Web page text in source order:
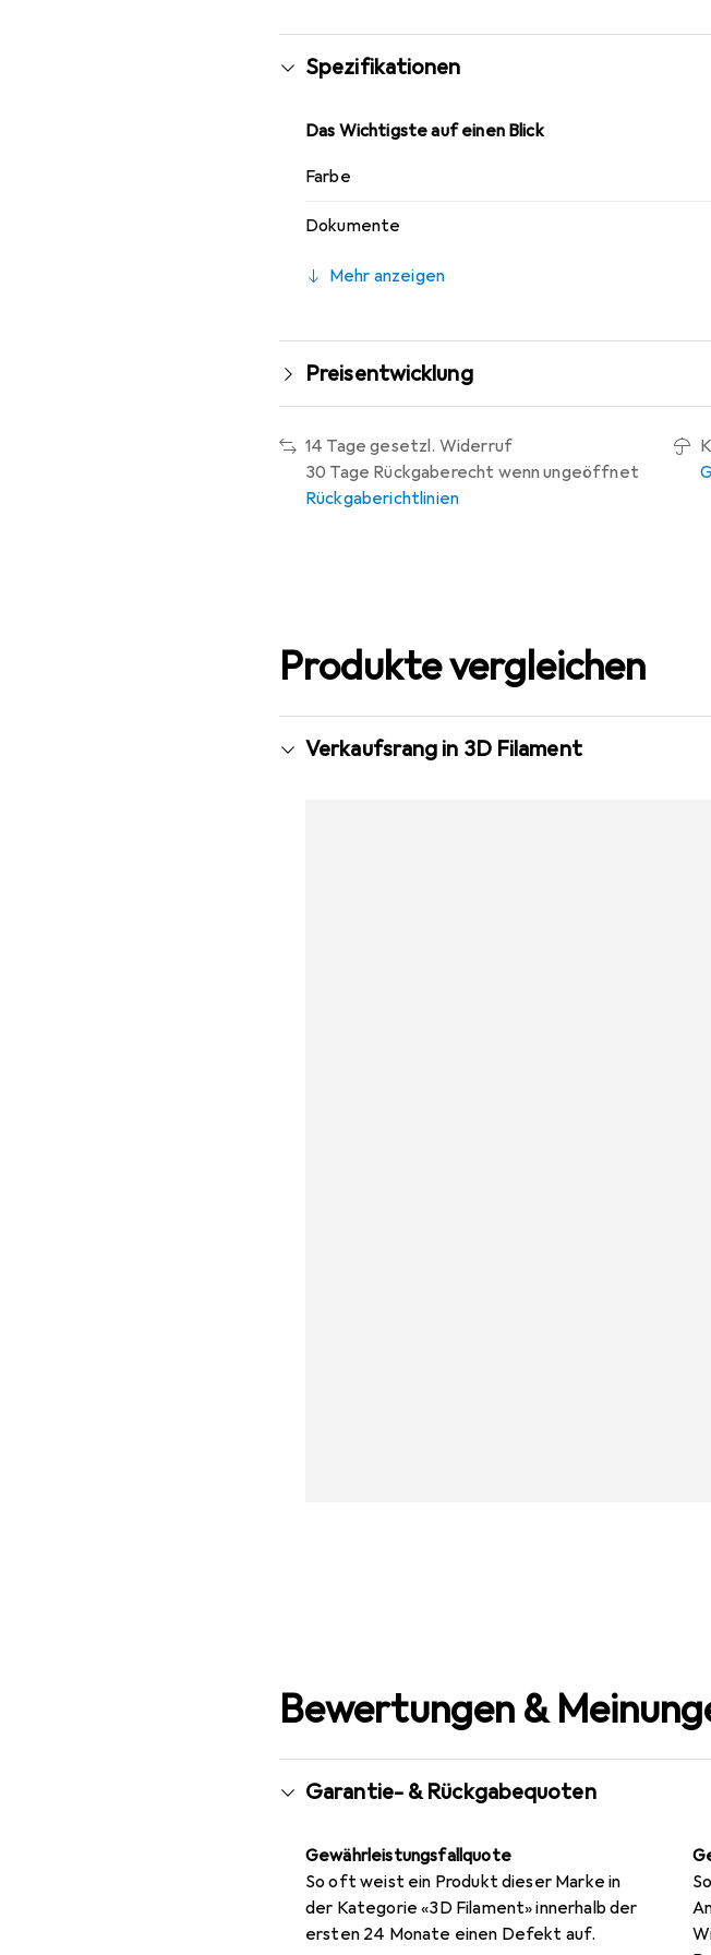
Spezifikationen
Das Wichtigste auf einen Blick
Farbe
Dokumente
Mehr anzeigen
Preisentwicklung
14 Tage gesetzl. Widerruf
30 Tage Rückgaberecht wenn ungeöffnet
Rückgaberichtlinien
Produkte vergleichen
Verkaufsrang in 3D Filament
Bewertungen &
Garantie- & Rückgabequoten
Gewährleistungsfallquote
So oft weist ein Produkt dieser Marke in
der Kategorie «3D Filament» innerhalb der
ersten 24 Monate einen Defekt auf.